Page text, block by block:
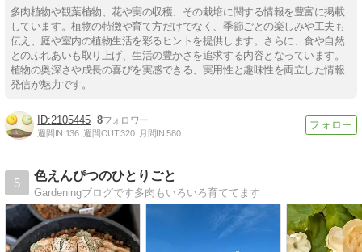
多肉植物や観葉植物、花や実の収穫、その栽培に関する情報を豊富に掲載
しています。植物の特徴や育て方だけでなく、季節ごとの楽しみや工夫も
伝え、庭や室内の植物生活を彩るヒントを提供します。さらに、食や自然
とのふれあいも取り上げ、生活の豊かさを追求する内容となっています。
植物の奥深さや成長の喜びを実感できる、実用性と趣味性を両立した情報
発信が魅力です。
2105445 8
週間IN:136 週間OUT:320 月間IN:580
5
色えんぴつのひとりごと
Gardeningブログです多肉もいろいろ育ててます